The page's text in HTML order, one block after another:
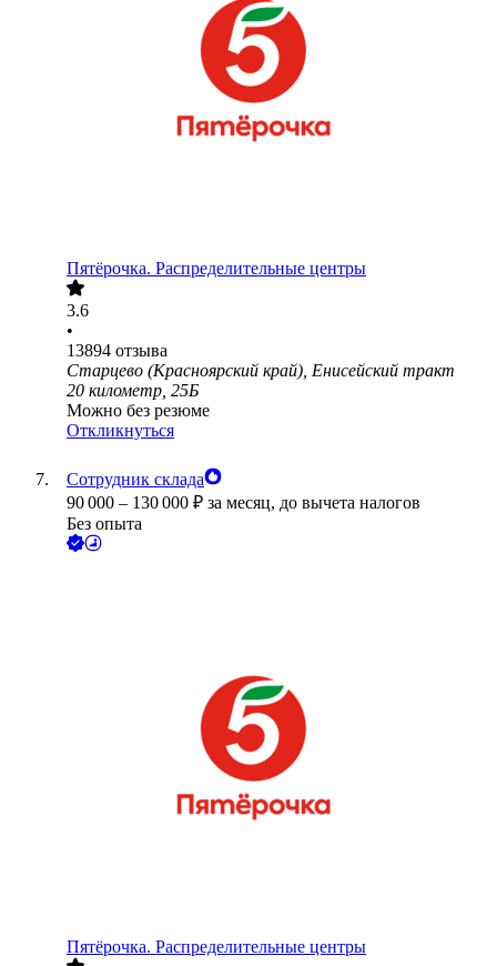
Пятёрочка. Распределительные центры
3.6
•
13894 отзыва
Старцево (Красноярский край), Енисейский тракт
20 километр, 25Б
Можно без резюме
Откликнуться
Сотрудник склада
90 000 – 130 000 ₽ за месяц, до вычета налогов
Без опыта
Пятёрочка. Распределительные центры